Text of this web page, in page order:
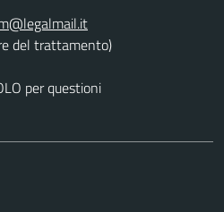
del trattamento)
per questioni